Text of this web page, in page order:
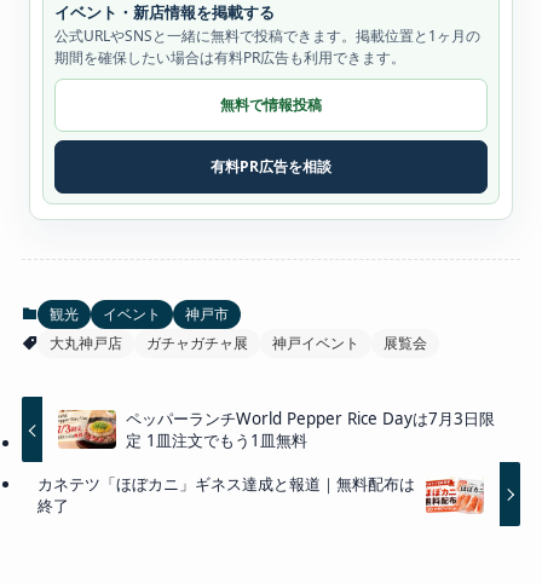
イベント・新店情報を掲載する
公式URLやSNSと一緒に無料で投稿できます。掲載位置と1ヶ月の
期間を確保したい場合は有料PR広告も利用できます。
無料で情報投稿
有料PR広告を相談
観光 イベント
神戸市
大丸神戸店
ガチャガチャ展 神戸イベント 展覧会
ペッパーランチWorld Pepper Rice Dayは7月3日限
定 1皿注文でもう1皿無料
カネテツ「ほぼカニ」ギネス達成と報道｜無料配布は
終了